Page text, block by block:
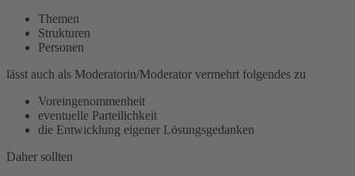
Themen
Strukturen
Personen
lässt auch als Moderatorin/Moderator vermehrt folgendes zu
Voreingenommenheit
eventuelle Parteilichkeit
die Entwicklung eigener Lösungsgedanken
Daher sollten